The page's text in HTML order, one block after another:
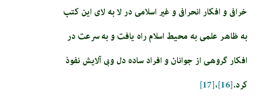
خرافى و افكار انحرافى و غير اسلامى در لا به لاى اين كتب
به ظاهر علمى به محيط اسلام راه يافت و به سرعت در
افكار گروهى از جوانان و افراد ساده دل وبى آلايش نفوذ
كرد.[16] ،[17]